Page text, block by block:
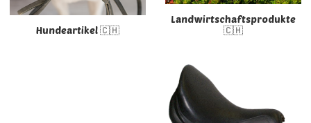
Hundeartikel 🇨🇭
Landwirtschaftsprodukte
🇨🇭